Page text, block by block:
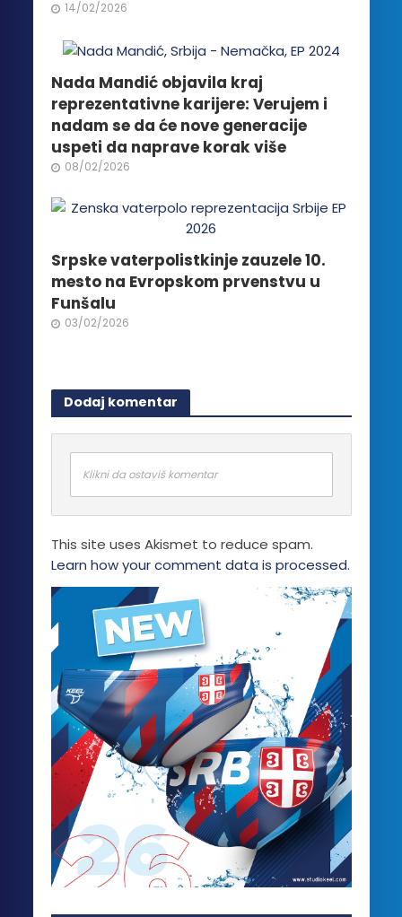
na
proizvoda.
14/02/2026
Nada Mandić objavila kraj
reprezentativne karijere: Verujem i
nadam se da će nove generacije
uspeti da naprave korak više
08/02/2026
Srpske vaterpolistkinje zauzele 10.
mesto na Evropskom prvenstvu u
Funšalu
03/02/2026
Dodaj komentar
Klikni da ostaviš komentar
This site uses Akismet to reduce spam.
Learn how your comment data is processed.